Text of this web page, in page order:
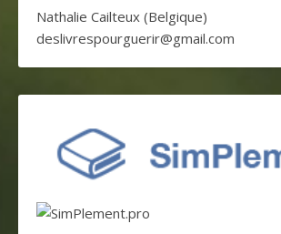
Nathalie Cailteux (Belgique)
deslivrespourguerir@gmail.com